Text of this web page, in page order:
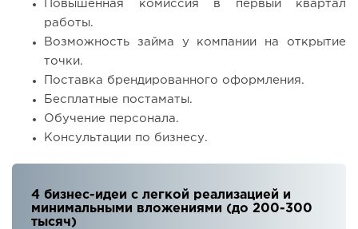
Повышенная комиссия в первый квартал
работы.
Возможность займа у компании на открытие
точки.
Поставка брендированного оформления.
Бесплатные постаматы.
Обучение персонала.
Консультации по бизнесу.
4 бизнес-идеи с легкой реализацией и
минимальными вложениями (до 200-300
тысяч)